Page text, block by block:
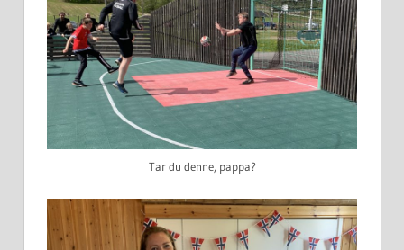
Tar du denne, pappa?